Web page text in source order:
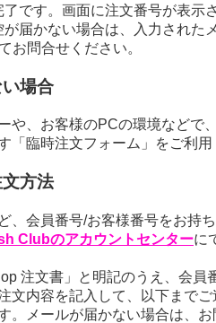
了です。画面に注文番号が表
届かない場合は、入力された
お問合せください。
場合
や、お客様のPCの環境などで
「臨時注文フォーム」をご利
方法
、会員番号/お客様番号をお持
Clubのアカウントセンターに
注文書」と明記のうえ、会
文内容を記入して、以下まで
。メールが届かない場合は、